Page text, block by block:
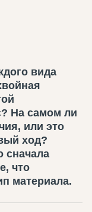
вида
На самом ли
или это
ход?
сначала
что
материала.